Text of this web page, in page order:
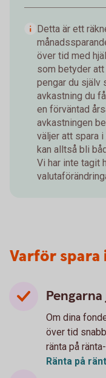
Detta är ett
över tid med
som betyder att
pengar du själv
avkastning du
en förväntad
avkastningen
väljer att spara
kan alltså bli
Vi har inte tagit
Varför spara
Om dina
över tid
ränta på
Ränta på